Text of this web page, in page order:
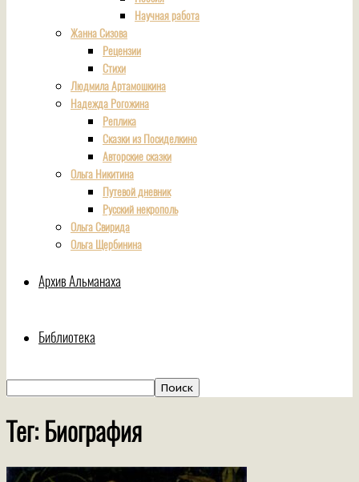
Научная работа
Жанна Сизова
Рецензии
Стихи
Людмила Артамошкина
Надежда Рогожина
Реплика
Сказки из Посиделкино
Авторские сказки
Ольга Никитина
Путевой дневник
Русский некрополь
Ольга Свирида
Ольга Щербинина
Архив Альманаха
Библиотека
Тег: Биография